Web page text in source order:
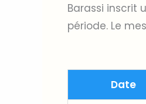
Barassi inscrit
période. Le
Date